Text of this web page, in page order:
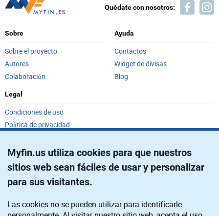
Quédate con nosotros:
Sobre
Sobre el proyecto
Autores
Colaboración
Ayuda
Contactos
Widget de divisas
Blog
Legal
Condiciones de uso
Política de privacidad
No vendas mi información personal.
Divulgación anunciante:En Myfin.us, siempre intentamos ofrecer a
nuestros lectores la información más relevante y las herramientas
gratuitas útiles. Para mantener la viabilidad del proyecto, podemos
recibir compensaciones de nuestros socios, que influyen en el lugar
donde ponemos algunos productos en nuestras páginas.
Myfin.us utiliza cookies para que nuestros
sitios web sean fáciles de usar y personalizar
para sus visitantes.
Las cookies no se pueden utilizar para identificarle